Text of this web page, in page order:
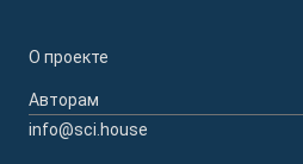
О проекте
Авторам
info@sci.house